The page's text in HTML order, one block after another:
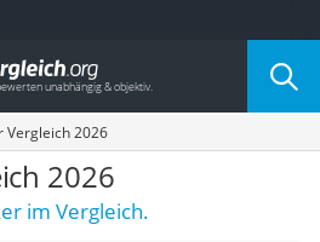
Kategorie
(4 Fahrräder)
Vergleich 2026
2026
im Vergleich.